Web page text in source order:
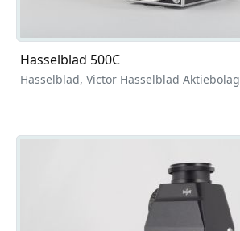
Hasselblad 500C
Hasselblad, Victor Hasselblad Aktiebolag